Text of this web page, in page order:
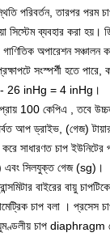
পরিবর্তন, তারপর পরম
সিস্টেম ব্যবহার করা হয়।
গাণিতিক অপারেশন
সংস্পর্শী হতে
- 26 inHg = 4 inHg।
প্রায় 100 কেপিএ , তবে
আপ ড্রাইভ, (গেজ) টায়ার
করে সাধারণত চাপ
সিলযুক্ত গেজ (sg)।
বাইরের বায়ু
চাপ বলা । প্রসেস
চাপ diaphragm